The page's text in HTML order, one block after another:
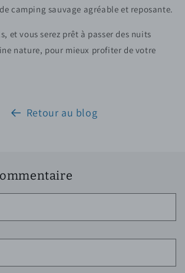
camping sauvage agréable et reposante.
et vous serez prêt à passer des nuits
nature, pour mieux profiter de votre
Retour au blog